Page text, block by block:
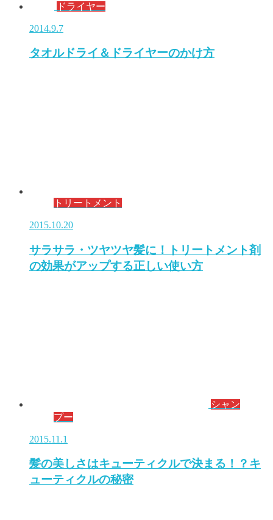
ドライヤー
2014.9.7
タオルドライ＆ドライヤーのかけ方
トリートメント
2015.10.20
サラサラ・ツヤツヤ髪に！トリートメント剤
の効果がアップする正しい使い方
シャン
プー
2015.11.1
髪の美しさはキューティクルで決まる！？キ
ューティクルの秘密